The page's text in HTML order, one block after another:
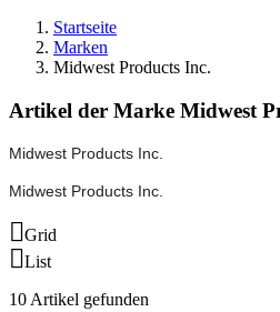
Startseite
Marken
Midwest Products Inc.
Artikel der Marke Midwest
Midwest Products Inc.
Midwest Products Inc.
Grid
List
10 Artikel gefunden